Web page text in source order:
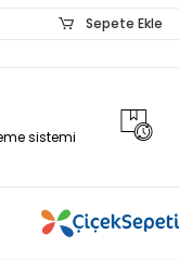
Sepete Ekle
sistemi